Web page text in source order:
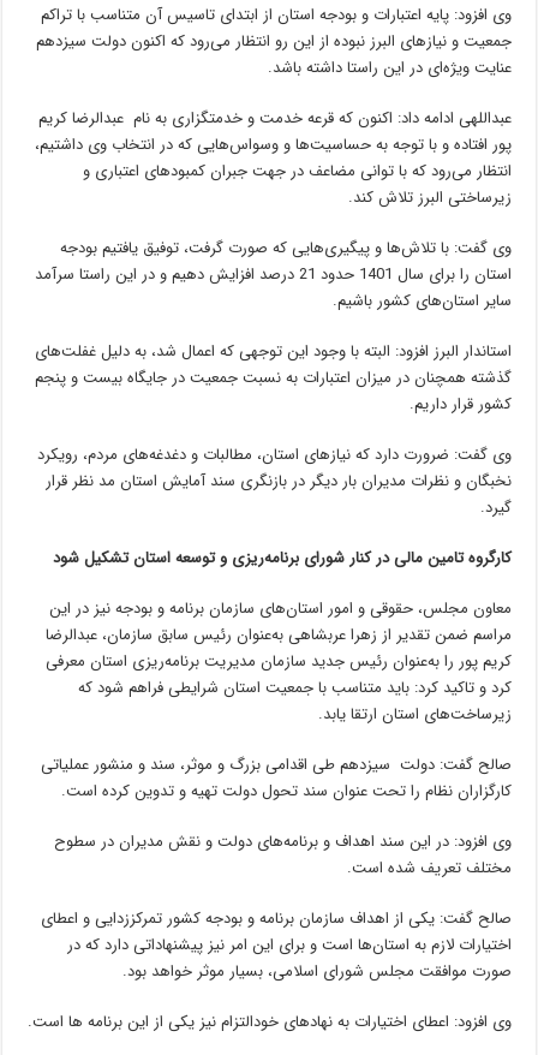
وی افزود: پایه اعتبارات و بودجه استان از ابتدای تاسیس آن متناسب با تراکم
جمعیت و نیازهای البرز نبوده از این رو انتظار می‌رود که اکنون دولت سیزدهم
عنایت ویژه‌ای در این راستا داشته باشد.
عبداللهی ادامه داد: اکنون که قرعه خدمت و خدمتگزاری به نام عبدالرضا کریم
پور افتاده و با توجه به حساسیت‌ها و وسواس‌هایی که در انتخاب وی داشتیم،
انتظار می‌رود که با توانی مضاعف در جهت جبران کمبودهای اعتباری و
زیرساختی البرز تلاش کند.
وی گفت: با تلاش‌ها و پیگیری‌هایی که صورت گرفت، توفیق یافتیم بودجه
استان را برای سال 1401 حدود 21 درصد افزایش دهیم و در این راستا سرآمد
سایر استان‌های کشور باشیم.
استاندار البرز افزود: البته با وجود این توجهی که اعمال شد، به دلیل غفلت‌های
گذشته همچنان در میزان اعتبارات به نسبت جمعیت در جایگاه بیست و پنجم
کشور قرار داریم.
وی گفت: ضرورت دارد که نیازهای استان، مطالبات و دغدغه‌های مردم، رویکرد
نخبگان و نظرات مدیران بار دیگر در بازنگری سند آمایش استان مد نظر قرار
گیرد.
کارگروه تامین مالی در کنار شورای برنامه‌ریزی و توسعه استان تشکیل شود
معاون مجلس، حقوقی و امور استان‌های سازمان برنامه و بودجه نیز در این
مراسم ضمن تقدیر از زهرا عربشاهی به‌عنوان رئیس سابق سازمان، عبدالرضا
کریم پور را به‌عنوان رئیس جدید سازمان مدیریت برنامه‌ریزی استان معرفی
کرد و تاکید کرد: باید متناسب با جمعیت استان شرایطی فراهم شود که
زیرساخت‌های استان ارتقا یابد.
صالح گفت: دولت سیزدهم طی اقدامی بزرگ و موثر، سند و منشور عملیاتی
کارگزاران نظام را تحت عنوان سند تحول دولت تهیه و تدوین کرده است.
وی افزود: در این سند اهداف و برنامه‌های دولت و نقش مدیران در سطوح
مختلف تعریف شده است.
صالح گفت: یکی از اهداف سازمان برنامه و بودجه کشور تمرکززدایی و اعطای
اختیارات لازم به استان‌ها است و برای این امر نیز پیشنهاداتی دارد که در
صورت موافقت مجلس شورای اسلامی، بسیار موثر خواهد بود.
وی افزود: اعطای اختیارات به نهادهای خودالتزام نیز یکی از این برنامه ها است.